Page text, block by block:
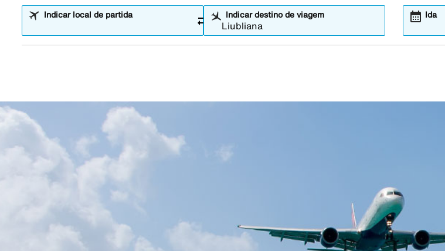
Indicar local de partida sync_alt Indicar destino de viagem Ida
calendar_month